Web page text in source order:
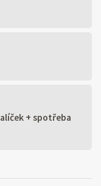
+ spotřeba